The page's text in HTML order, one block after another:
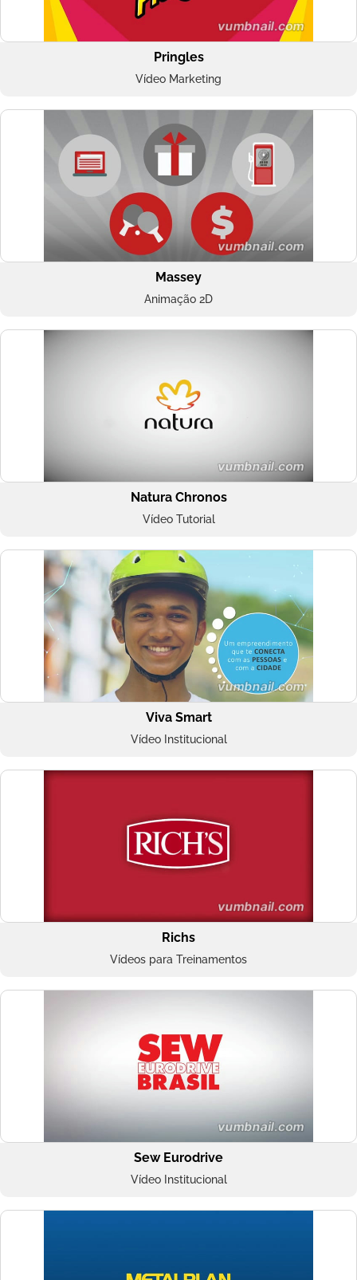
Pringles
Vídeo Marketing
Massey
Animação 2D
Natura Chronos
Vídeo Tutorial
Viva Smart
Vídeo Institucional
Richs
Vídeos para Treinamentos
Sew Eurodrive
Vídeo Institucional